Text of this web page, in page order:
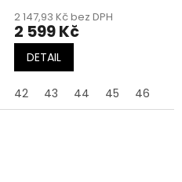
2 147,93 Kč bez DPH
2 599 Kč
DETAIL
42 43 44 45 46